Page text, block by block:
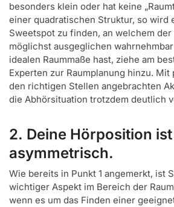
besonders klein oder hat keine
einer quadratischen Struktur, so wird
Sweetspot zu finden, an welchem
möglichst ausgeglichen
idealen Raummaße hast, ziehe am
Experten zur Raumplanung hinzu. Mit
den richtigen Stellen angebrachten
die Abhörsituation trotzdem deutlich
2. Deine Hörposition ist
asymmetrisch.
Wie bereits in Punkt 1 angemerkt, ist
wichtiger Aspekt im Bereich der
wenn es um das Finden einer